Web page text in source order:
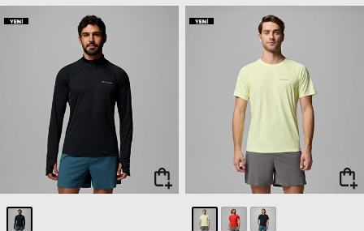
T-Shirt
8.399,90
1 Üründe Sepette 6.719,92 TL
2 Üründe Sepette 6.299,93 TL
3 Üründe Sepette 5.879,93 TL
4 Üründe Sepette 5.039,94 TL
5 Ürün ve Üzerinde Sepette
4.199,95 TL
Columbia Dünyası Üyelerine
Sepette Ek %5 İndirim
T-Shirt
8.399,90 TL
1 Üründe Sepette 6.719,92 TL
2 Üründe Sepette 6.299,93 TL
3 Üründe Sepette 5.879,93 TL
4 Üründe Sepette 5.039,94 TL
5 Ürün ve Üzerinde Sepette
4.199,95 TL
Columbia Dünyası Üyelerine
Sepette Ek %5 İndirim